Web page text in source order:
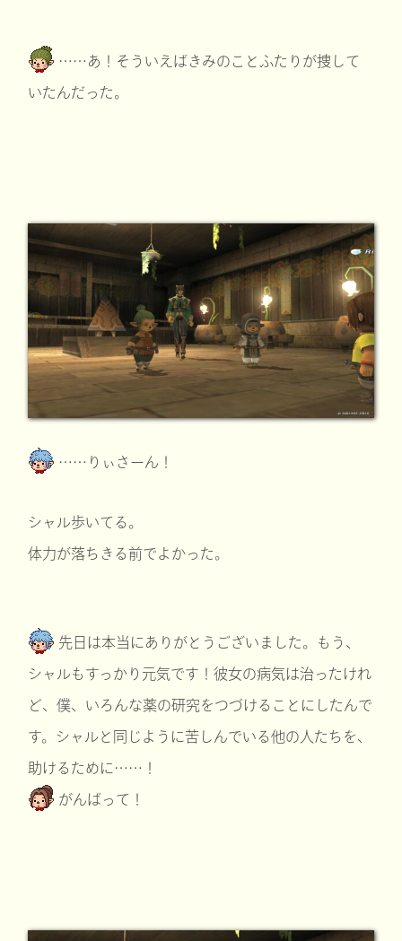
……あ！そういえばきみのことふたりが捜して
いたんだった。
……りぃさーん！
シャル歩いてる。
体力が落ちきる前でよかった。
先日は本当にありがとうございました。もう、
シャルもすっかり元気です！彼女の病気は治ったけれ
ど、僕、いろんな薬の研究をつづけることにしたんで
す。シャルと同じように苦しんでいる他の人たちを、
助けるために……！
がんばって！